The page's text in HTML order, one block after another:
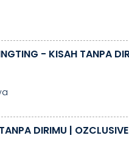
- KISAH TANPA
DIRIMU | OZCLUSIVE